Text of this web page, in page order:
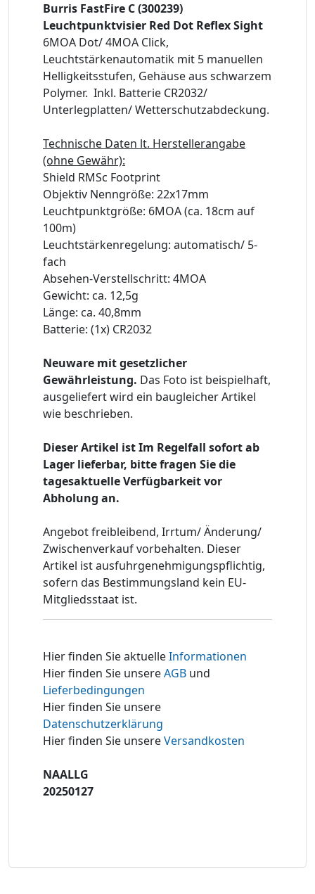
Burris FastFire C (300239)
Leuchtpunktvisier Red Dot Reflex Sight
6MOA Dot/ 4MOA Click,
Leuchtstärkenautomatik mit 5 manuellen
Helligkeitsstufen, Gehäuse aus schwarzem
Polymer. Inkl. Batterie CR2032/
Unterlegplatten/ Wetterschutzabdeckung.
Technische Daten lt. Herstellerangabe
(ohne Gewähr):
Shield RMSc Footprint
Objektiv Nenngröße: 22x17mm
Leuchtpunktgröße: 6MOA (ca. 18cm auf
100m)
Leuchtstärkenregelung: automatisch/ 5-
fach
Absehen-Verstellschritt: 4MOA
Gewicht: ca. 12,5g
Länge: ca. 40,8mm
Batterie: (1x) CR2032
Neuware mit gesetzlicher
Gewährleistung. Das Foto ist beispielhaft,
ausgeliefert wird ein baugleicher Artikel
wie beschrieben.
Dieser Artikel ist Im Regelfall sofort ab
Lager lieferbar, bitte fragen Sie die
tagesaktuelle Verfügbarkeit vor
Abholung an.
Angebot freibleibend, Irrtum/ Änderung/
Zwischenverkauf vorbehalten. Dieser
Artikel ist ausfuhrgenehmigungspflichtig,
sofern das Bestimmungsland kein EU-
Mitgliedsstaat ist.
Hier finden Sie aktuelleInformationen
Hier finden Sie unsereAGB und
Lieferbedingungen
Hier finden Sie unsere
Datenschutzerklärung
Hier finden Sie unsereVersandkosten
NAALLG
20250127